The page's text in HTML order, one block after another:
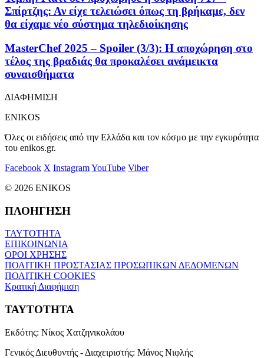
Σπίρτζης: Αν είχε τελειώσει όπως τη βρήκαμε, δεν
θα είχαμε νέο σύστημα τηλεδιοίκησης
MasterChef 2025 – Spoiler (3/3): Η αποχώρηση στο
τέλος της βραδιάς θα προκαλέσει ανάμεικτα
συναισθήματα
ΔΙΑΦΗΜΙΣΗ
ENIKOS
Όλες οι ειδήσεις από την Ελλάδα και τον κόσμο με την εγκυρότητα
του enikos.gr.
Facebook X InstagramYouTube Viber
© 2026 ENIKOS
ΠΛΟΗΓΗΣΗ
ΤΑΥΤΟΤΗΤΑ
ΕΠΙΚΟΙΝΩΝΙΑ
ΟΡΟΙ ΧΡΗΣΗΣ
ΠΟΛΙΤΙΚΗ ΠΡΟΣΤΑΣΙΑΣ ΠΡΟΣΩΠΙΚΩΝ ΔΕΔΟΜΕΝΩΝ
ΠΟΛΙΤΙΚΗ COOKIES
Κρατική Διαφήμιση
ΤΑΥΤΟΤΗΤΑ
Εκδότης: Νίκος Χατζηνικολάου
Γενικός Διευθυντής - Διαχειριστής: Μάνος Νιφλής